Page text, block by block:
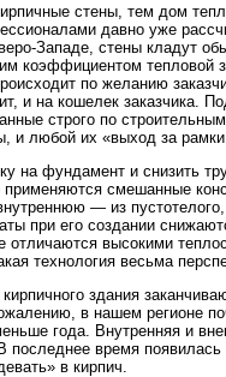
стены, тем дом
давно уже
Западе, стены кладут
коэффициентом тепловой
по желанию
и на кошелек заказчика.
строго по
и любой их «выход за
на фундамент и снизить
применяются смешанные
— из
при его создании
отличаются высокими
технология весьма
здания
в нашем регионе
года. Внутренняя и
последнее время
в кирпич.